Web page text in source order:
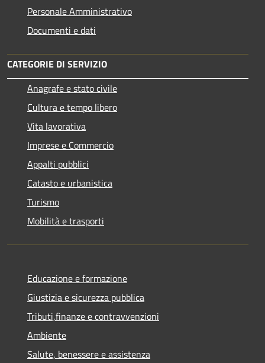
Personale Amministrativo
Documenti e dati
CATEGORIE DI SERVIZIO
Anagrafe e stato civile
Cultura e tempo libero
Vita lavorativa
Imprese e Commercio
Appalti pubblici
Catasto e urbanistica
Turismo
Mobilità e trasporti
Educazione e formazione
Giustizia e sicurezza pubblica
Tributi,finanze e contravvenzioni
Ambiente
Salute, benessere e assistenza